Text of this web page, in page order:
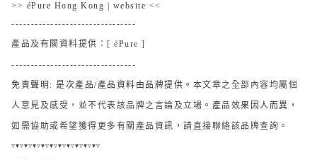
>> éPure Hong Kong | website <<
--------------------------------
產品及有關資料提供：[ éPure ]
--------------------------------
免責聲明: 是次產品/產品資料由品牌提供。 本文章之全部內容均屬個
人意見及感受， 並不代表該品牌之言論及立場 。產品 效果因人而異，
如需協助或希望獲得更多有關產品資訊，請直接聯絡該品牌查詢。
▿▾▿▾▿▾▿▾▿▾▿▾▿▾▿▾▿▾▿▾▿